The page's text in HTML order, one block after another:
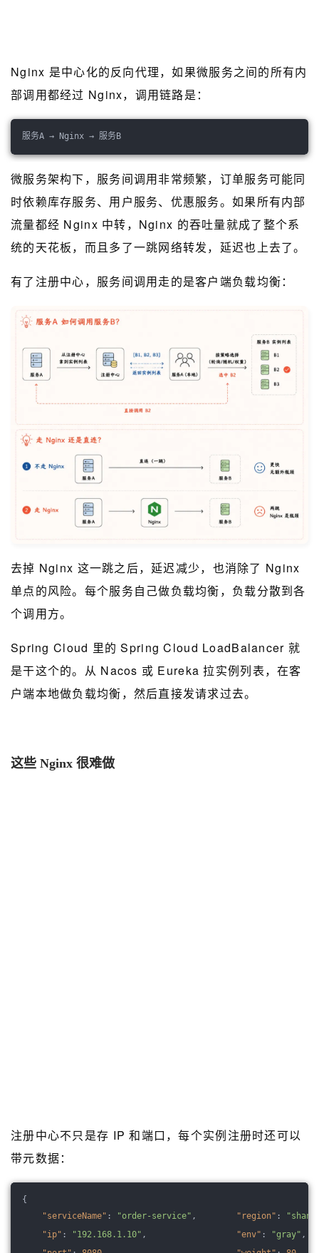
Nginx 是中心化的反向代理，如果微服务之间的所有内
部调用都经过 Nginx，调用链路是：
服务A → Nginx → 服务B
微服务架构下，服务间调用非常频繁，订单服务可能同
时依赖库存服务、用户服务、优惠服务。如果所有内部
流量都经 Nginx 中转，Nginx 的吞吐量就成了整个系
统的天花板，而且多了一跳网络转发，延迟也上去了。
有了注册中心，服务间调用走的是客户端负载均衡：
去掉 Nginx 这一跳之后，延迟减少，也消除了 Nginx
单点的风险。每个服务自己做负载均衡，负载分散到各
个调用方。
Spring Cloud 里的 Spring Cloud LoadBalancer 就
是干这个的。从 Nacos 或 Eureka 拉实例列表，在客
户端本地做负载均衡，然后直接发请求过去。
这些 Nginx 很难做
注册中心不只是存 IP 和端口，每个实例注册时还可以
带元数据：
{
"serviceName" : "order-service" ,
"ip" : "192.168.1.10" ,
"region" :
"env" : "gray" ,